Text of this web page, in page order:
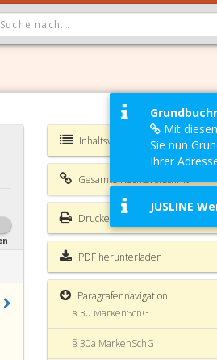
GEWÄHLTER WERT IST ALLE
Inhaltsverzeichnis MarkenSchG
Gesamte Rechtsvorschrift
Drucken
PDF herunterladen
Paragrafennavigation
§ 27 MarkenSchG
§ 28 MarkenSchG
§ 28a MarkenSchG
§ 29 MarkenSchG
§ 29a MarkenSchG
§ 29b MarkenSchG
§ 29c MarkenSchG
§ 30 MarkenSchG
§ 30a MarkenSchG
Mit
Sie nun
Ihrer
JUSLINE